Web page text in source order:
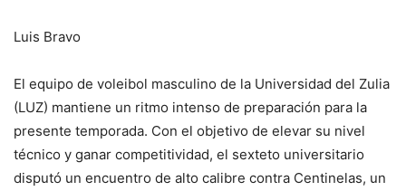
Luis Bravo
El equipo de voleibol masculino de la Universidad del Zulia
(LUZ) mantiene un ritmo intenso de preparación para la
presente temporada. Con el objetivo de elevar su nivel
técnico y ganar competitividad, el sexteto universitario
disputó un encuentro de alto calibre contra Centinelas, un